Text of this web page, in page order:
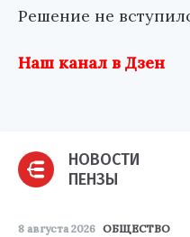
Решение не
Наш канал в Дзен
НОВОСТИ
ПЕНЗЫ
8 августа 2026 ОБЩЕСТВО